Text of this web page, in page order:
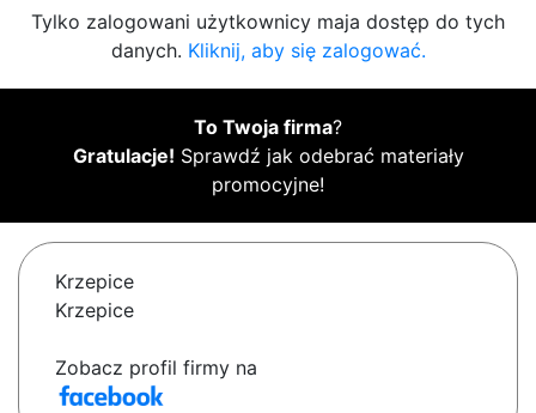
Tylko zalogowani użytkownicy maja dostęp do tych
danych. Kliknij, aby się zalogować.
To Twoja firma?
Gratulacje! Sprawdź jak odebrać materiały
promocyjne!
Krzepice
Krzepice
Zobacz profil firmy na